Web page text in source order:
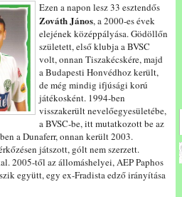
Ezen a napon lesz 33 esztendős
Zováth János, a 2000-es évek
elejének középpályása. Gödöllőn
született, első klubja a BVSC
volt, onnan Tiszakécskére, majd
a Budapesti Honvédhoz került,
de még mindig ifjúsági korú
játékosként. 1994-ben
visszakerült nevelőegyesületébe,
a BVSC-be, itt mutatkozott be az
a Dunaferr, onnan került 2003.
játszott, gólt nem szerzett.
2005-től az állomáshelyei, AEP Paphos
együtt, egy ex-Fradista edző irányítása